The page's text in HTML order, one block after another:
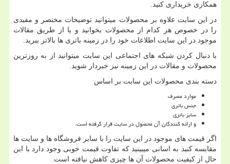
همکاری خریداری کنید.
در این سایت علاوه بر محصولات میتوانید توضیحات مختصر و مفیدی
را در خصوص هر کدام از محصولات بخوانید و یا از طریق مقالات
موجود در این سایت اطلاعات خود را در زمینه باتری ها بالاتر ببرید.
با دنبال کردن شبکه های اجتماعی این سایت میتوانید از به روزترین
محصولات و مقالات در این زمینه نیز خبردار شوید.
دسته بندی محصولات این سایت بر اساس
موارد مصرف
جنس باتری
سایز باتری
و ارائه کنندگان آن محصول در سایت قرار گرفته است.
اگر قیمت های موجود در این سایت را با سایر فروشگاه ها و سایت ها
مقایسه کنید به اسانی میبینید که تفاوت قیمت خوبی وجود دارد با این
حال از کیفیت محصولات آن ها چیزی کاهش نیافته است.